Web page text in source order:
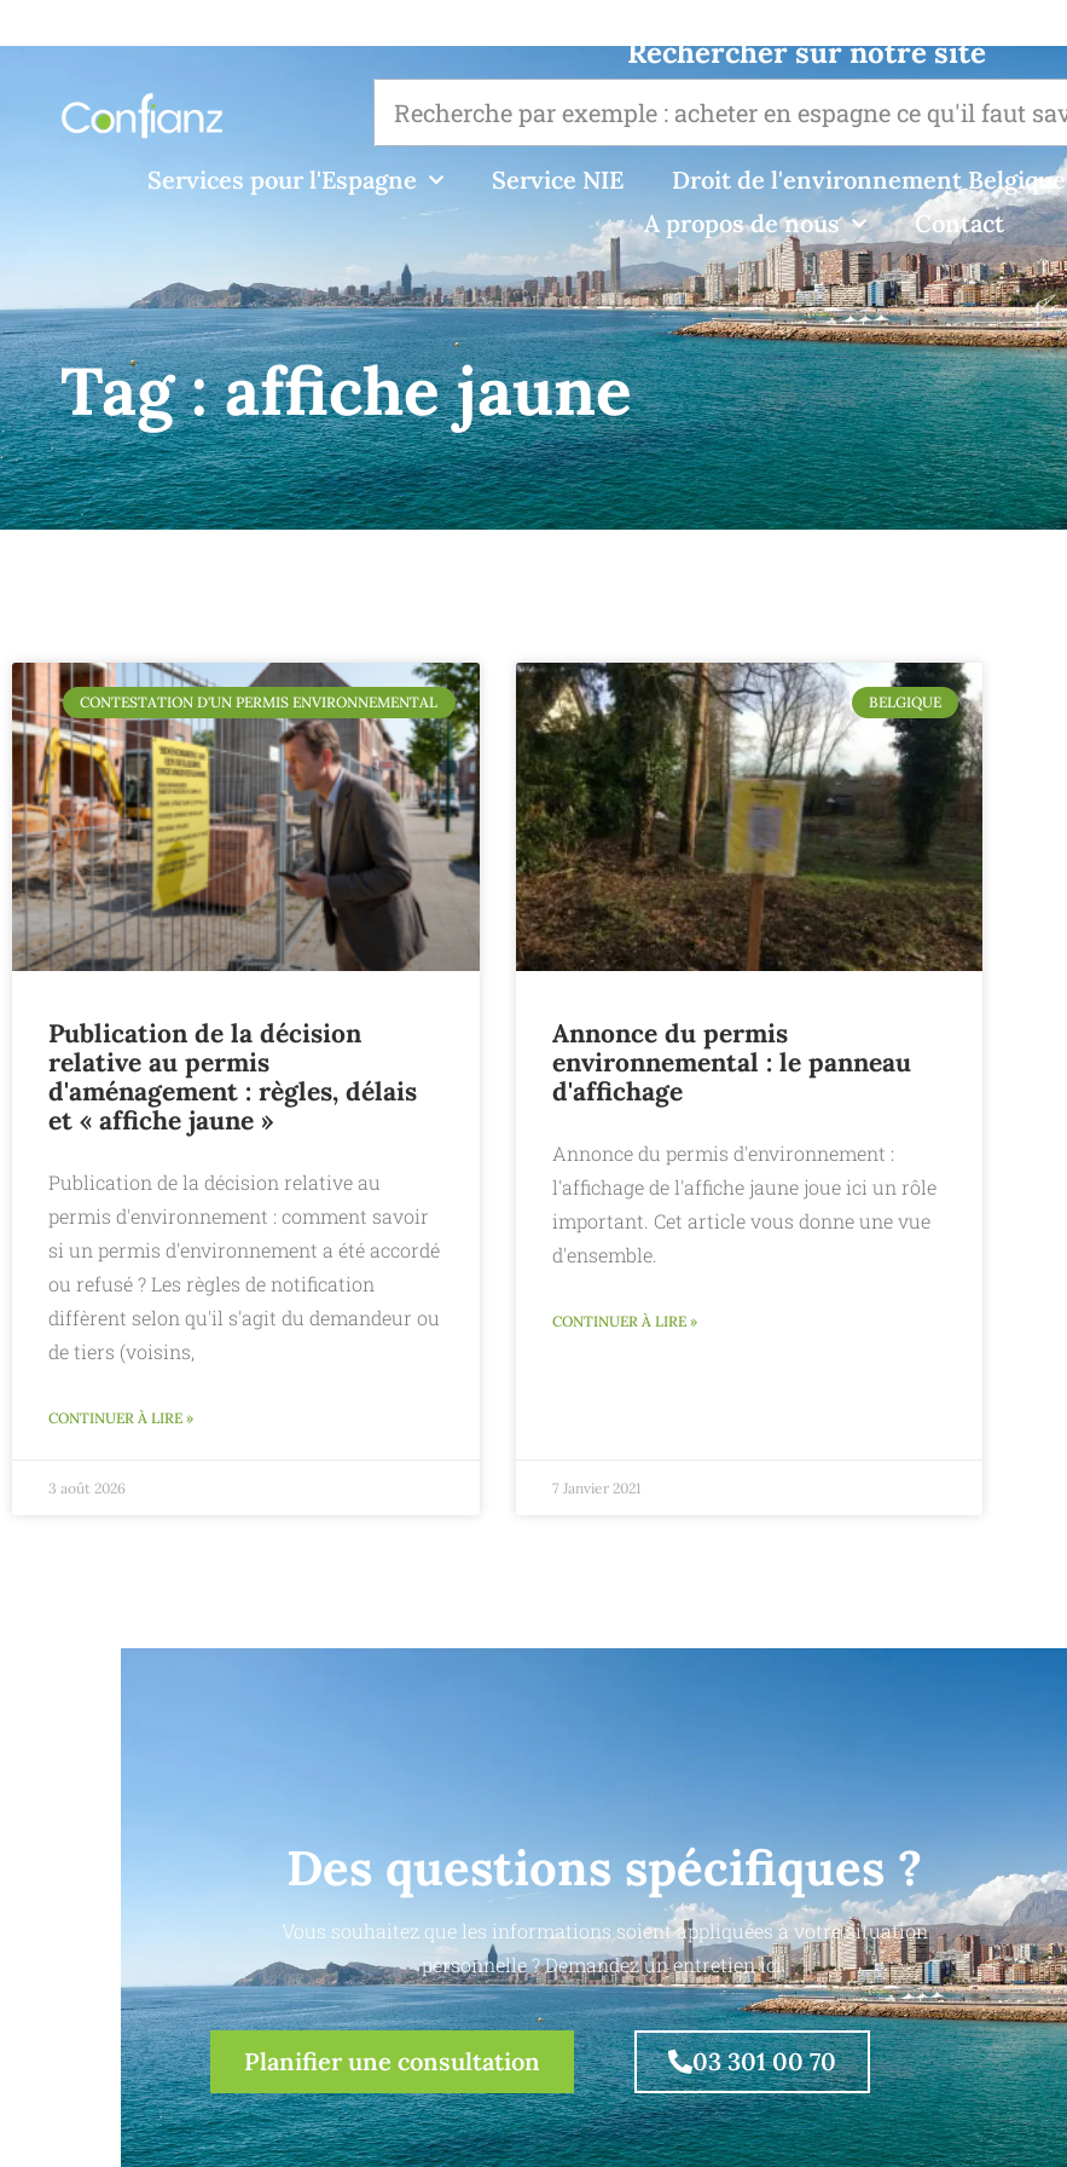
Rechercher sur notre site
Services pour l'Espagne Service NIE Droit de l'environnement Belgique
A propos de nous
Contact
Tag :affiche jaune
CONTESTATION D'UN PERMIS ENVIRONNEMENTAL
Publication de la décision
relative au permis
d'aménagement : règles, délais
et « affiche jaune »
Publication de la décision relative au
permis d'environnement : comment savoir
si un permis d'environnement a été accordé
ou refusé ? Les règles de notification
diffèrent selon qu'il s'agit du demandeur ou
de tiers (voisins,
CONTINUER À LIRE »
3 août 2026
BELGIQUE
Annonce du permis
environnemental : le panneau
d'affichage
Annonce du permis d'environnement :
l'affichage de l'affiche jaune joue ici un rôle
important. Cet article vous donne une vue
d'ensemble.
CONTINUER À LIRE »
7 Janvier 2021
Des questions spécifiques ?
Vous souhaitez que les informations soient appliquées à votre situation
personnelle ? Demandez un entretien ici.
Planifier une consultation 03 301 00 70